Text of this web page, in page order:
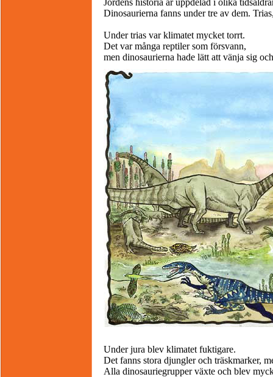
Jordens historia är uppdelad i olika
Dinosaurierna fanns under tre av dem.
Under trias var klimatet mycket torrt.
Det var många reptiler som försvann,
men dinosaurierna hade lätt att vänja sig
Under jura blev klimatet fuktigare.
Det fanns stora djungler och träskmarker,
Alla dinosauriegrupper växte och blev